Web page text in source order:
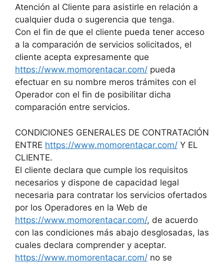
Atención al Cliente para asistirle en relación a
cualquier duda o sugerencia que tenga.
Con el fin de que el cliente pueda tener acceso
a la comparación de servicios solicitados, el
cliente acepta expresamente que
https://www.momorentacar.com/ pueda
efectuar en su nombre meros trámites con el
Operador con el fin de posibilitar dicha
comparación entre servicios.
CONDICIONES GENERALES DE CONTRATACIÓN
ENTRE https://www.momorentacar.com/ Y EL
CLIENTE.
El cliente declara que cumple los requisitos
necesarios y dispone de capacidad legal
necesaria para contratar los servicios ofertados
por los Operadores en la Web de
https://www.momorentacar.com/, de acuerdo
con las condiciones más abajo desglosadas, las
cuales declara comprender y aceptar.
https://www.momorentacar.com/ no se